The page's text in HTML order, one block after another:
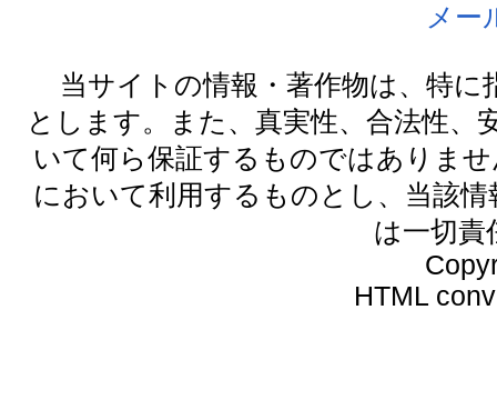
メー
当サイトの情報・著作物は、特に
とします。また、真実性、合法性、
いて何ら保証するものではありま
において利用するものとし、当該
は一切責
HTML